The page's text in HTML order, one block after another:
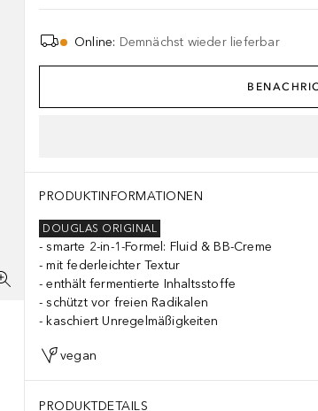
Online: Demnächst wieder lieferbar
PRODUKTINFORMATIONEN
DOUGLAS ORIGINAL
smarte 2-in-1-Formel: Fluid & BB-Creme
mit federleichter Textur
enthält fermentierte Inhaltsstoffe
schützt vor freien Radikalen
kaschiert Unregelmäßigkeiten
vegan
PRODUKTDETAILS